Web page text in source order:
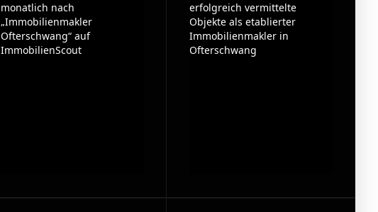
monatlich nach
„Immobilienmakler
Ofterschwang“ auf
ImmobilienScout
erfolgreich vermittelte
Objekte als etablierter
Immobilienmakler in
Ofterschwang